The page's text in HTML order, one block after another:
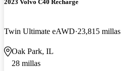
2023 Volvo C40 Recharge
Twin Ultimate eAWD 23,815 millas
Oak Park, IL
28 millas